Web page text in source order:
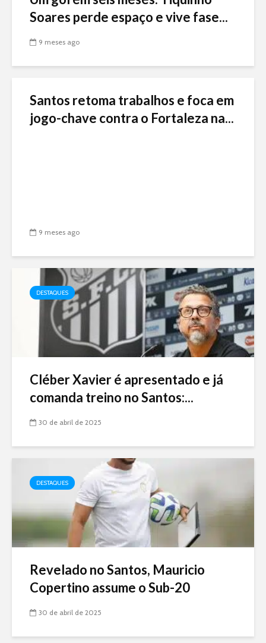
Soares perde espaço e vive fase...
9 meses ago
Santos retoma trabalhos e foca em
jogo-chave contra o Fortaleza na...
9 meses ago
DESTAQUES
Cléber Xavier é apresentado e já
comanda treino no Santos:...
30 de abril de 2025
DESTAQUES
Revelado no Santos, Mauricio
Copertino assume o Sub-20
30 de abril de 2025